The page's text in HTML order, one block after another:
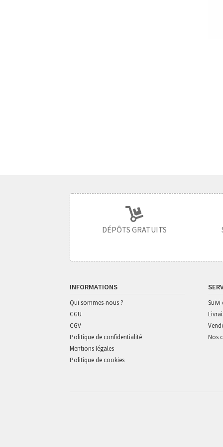
DÉPÔTS GRATUITS
INFORMATIONS
Qui sommes-nous ?
CGU
CGV
Politique de confidentialité
Mentions légales
Politique de cookies
Suivi
Nos